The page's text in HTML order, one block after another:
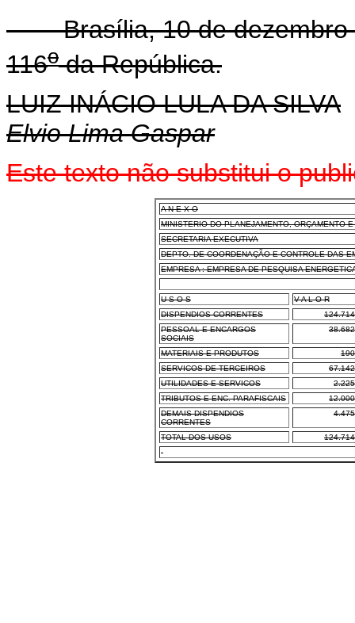
Brasília, 10 de dezembro
116oda República.
LUIZ INÁCIO LULA DA SILVA
Elvio Lima Gaspar
Este texto não substitui o
A N E X O
MINISTERIO DO PLANEJAMENTO, ORÇAMENTO
SECRETARIA EXECUTIVA
DEPTO. DE COORDENAÇÃO E CONTROLE DAS
EMPRESA : EMPRESA DE PESQUISA
U S O S
V A L O R
DISPENDIOS CORRENTES
PESSOAL E ENCARGOS
SOCIAIS
MATERIAIS E PRODUTOS
SERVICOS DE TERCEIROS
UTILIDADES E SERVICOS
TRIBUTOS E ENC. PARAFISCAIS
DEMAIS DISPENDIOS
CORRENTES
TOTAL DOS USOS